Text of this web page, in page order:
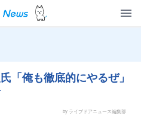
「俺も徹底的にやるぜ」
by ライブドアニュース編集部